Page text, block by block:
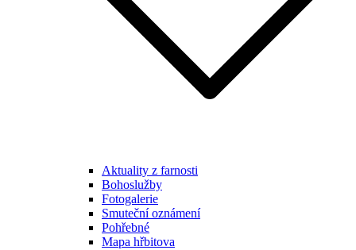
Aktuality z farnosti
Bohoslužby
Fotogalerie
Smuteční oznámení
Pohřebné
Mapa hřbitova